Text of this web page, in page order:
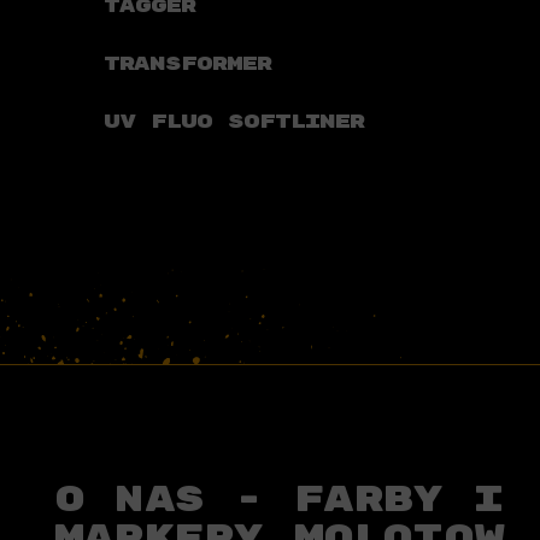
TAGGER
TRANSFORMER
UV FLUO SOFTLINER
O NAS - FARBY I